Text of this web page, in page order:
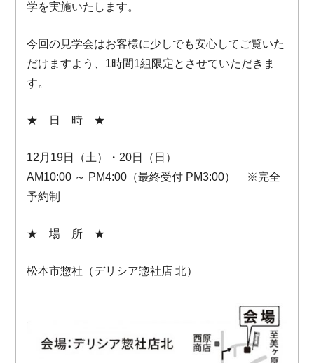
学を実施いたします。
今回の見学会はお客様に少しでも安心してご覧いた
だけますよう、1時間1組限定とさせていただきま
す。
★ 日 時 ★
12月19日（土）・20日（日）
AM10:00 ～ PM4:00（最終受付 PM3:00） ※完全
予約制
★ 場 所 ★
松本市惣社（デリシア惣社店 北）